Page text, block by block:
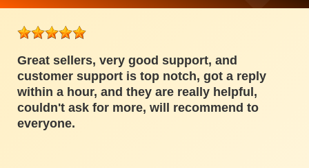
Great sellers, very good support, and
customer support is top notch, got a reply
within a hour, and they are really helpful,
couldn't ask for more, will recommend to
everyone.